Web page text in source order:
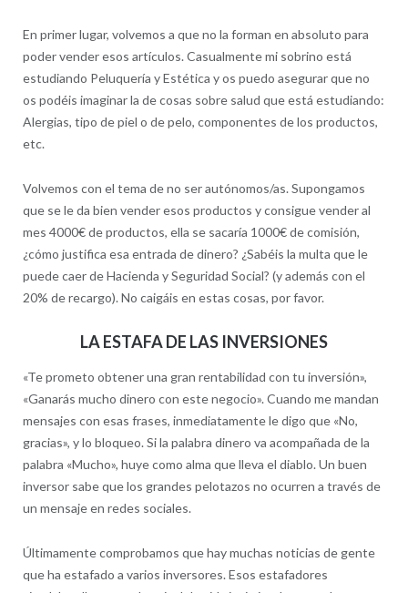
En primer lugar, volvemos a que no la forman en absoluto para
poder vender esos artículos. Casualmente mi sobrino está
estudiando Peluquería y Estética y os puedo asegurar que no
os podéis imaginar la de cosas sobre salud que está estudiando:
Alergias, tipo de piel o de pelo, componentes de los productos,
etc.
Volvemos con el tema de no ser autónomos/as. Supongamos
que se le da bien vender esos productos y consigue vender al
mes 4000€ de productos, ella se sacaría 1000€ de comisión,
¿cómo justifica esa entrada de dinero? ¿Sabéis la multa que le
puede caer de Hacienda y Seguridad Social? (y además con el
20% de recargo). No caigáis en estas cosas, por favor.
LA ESTAFA DE LAS INVERSIONES
«Te prometo obtener una gran rentabilidad con tu inversión»,
«Ganarás mucho dinero con este negocio». Cuando me mandan
mensajes con esas frases, inmediatamente le digo que «No,
gracias», y lo bloqueo. Si la palabra dinero va acompañada de la
palabra «Mucho», huye como alma que lleva el diablo. Un buen
inversor sabe que los grandes pelotazos no ocurren a través de
un mensaje en redes sociales.
Últimamente comprobamos que hay muchas noticias de gente
que ha estafado a varios inversores. Esos estafadores